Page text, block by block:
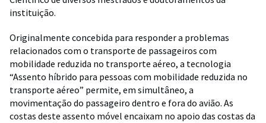
instituição.
Originalmente concebida para responder a problemas
relacionados com o transporte de passageiros com
mobilidade reduzida no transporte aéreo, a tecnologia
“Assento híbrido para pessoas com mobilidade reduzida no
transporte aéreo” permite, em simultâneo, a
movimentação do passageiro dentro e fora do avião. As
costas deste assento móvel encaixam no apoio das costas da